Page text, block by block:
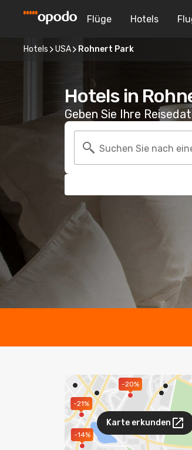
Flüge Hotels
Hotels USA Rohnert Park
Hotels in
Geben Sie Ihre
-20%
-21%
-14%
Karte erkunden